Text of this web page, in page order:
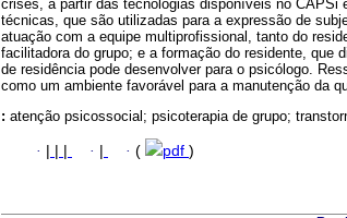
crises, a partir das tecnologias disponíveis no CAPSi
técnicas, que são utilizadas para a expressão de
atuação com a equipe multiprofissional, tanto do
facilitadora do grupo; e a formação do residente, que
de residência pode desenvolver para o psicólogo.
como um ambiente favorável para a manutenção da
: atenção psicossocial; psicoterapia de grupo;
· · · ( pdf )